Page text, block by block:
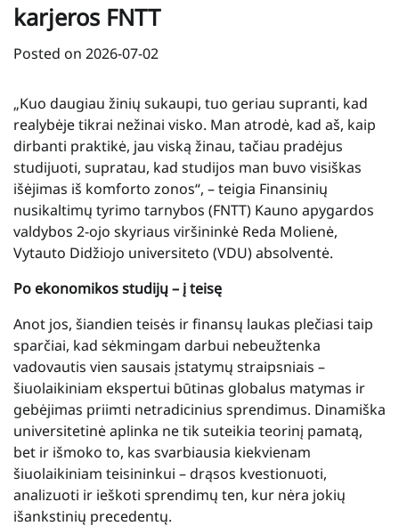
karjeros FNTT
Posted on 2026-07-02
„Kuo daugiau žinių sukaupi, tuo geriau supranti, kad
realybėje tikrai nežinai visko. Man atrodė, kad aš, kaip
dirbanti praktikė, jau viską žinau, tačiau pradėjus
studijuoti, supratau, kad studijos man buvo visiškas
išėjimas iš komforto zonos“, – teigia Finansinių
nusikaltimų tyrimo tarnybos (FNTT) Kauno apygardos
valdybos 2-ojo skyriaus viršininkė Reda Molienė,
Vytauto Didžiojo universiteto (VDU) absolventė.
Po ekonomikos studijų – į teisę
Anot jos, šiandien teisės ir finansų laukas plečiasi taip
sparčiai, kad sėkmingam darbui nebeužtenka
vadovautis vien sausais įstatymų straipsniais –
šiuolaikiniam ekspertui būtinas globalus matymas ir
gebėjimas priimti netradicinius sprendimus. Dinamiška
universitetinė aplinka ne tik suteikia teorinį pamatą,
bet ir išmoko to, kas svarbiausia kiekvienam
šiuolaikiniam teisininkui – drąsos kvestionuoti,
analizuoti ir ieškoti sprendimų ten, kur nėra jokių
išankstinių precedentų.